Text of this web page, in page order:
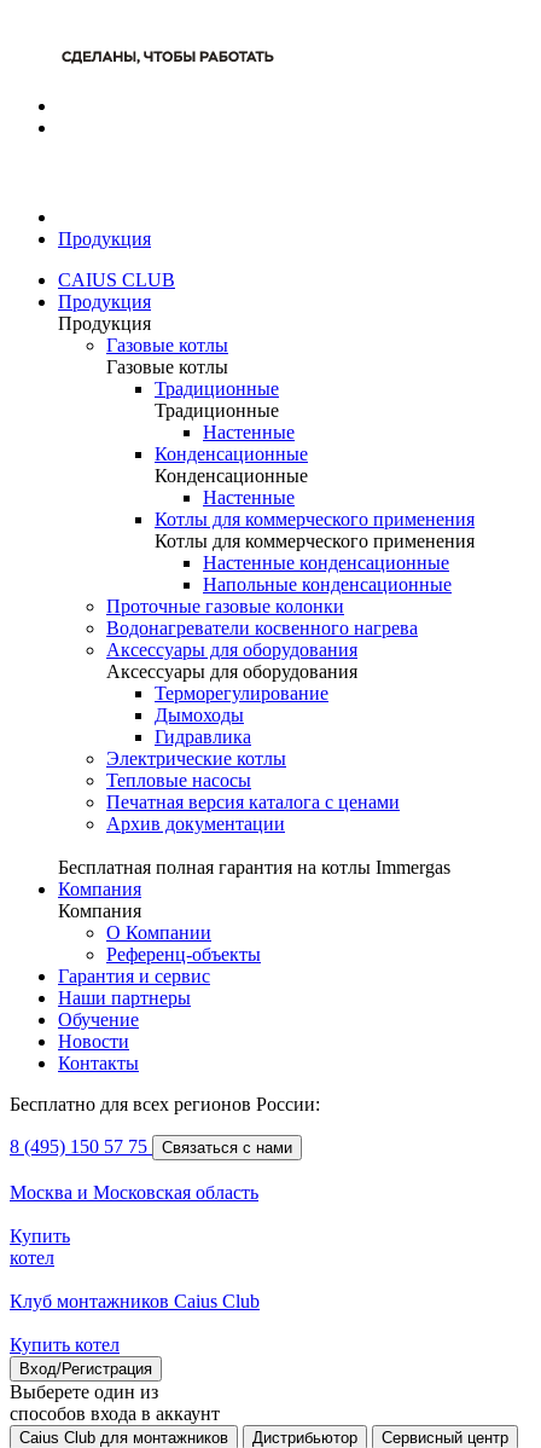
Продукция
CAIUS CLUB
Продукция
Продукция
Газовые котлы
Газовые котлы
Традиционные
Традиционные
Настенные
Конденсационные
Конденсационные
Настенные
Котлы для коммерческого применения
Котлы для коммерческого применения
Настенные конденсационные
Напольные конденсационные
Проточные газовые колонки
Водонагреватели косвенного нагрева
Аксессуары для оборудования
Аксессуары для оборудования
Терморегулирование
Дымоходы
Гидравлика
Электрические котлы
Тепловые насосы
Печатная версия каталога с ценами
Архив документации
Бесплатная полная гарантия на котлы Immergas
Компания
Компания
О Компании
Референц-объекты
Гарантия и сервис
Наши партнеры
Обучение
Новости
Контакты
Бесплатно для всех регионов России:
8 (495) 150 57 75 Связаться с нами
Москва и Московская область
Купить
котел
Клуб монтажников Caius Club
Купить котел
Вход/Регистрация
Выберете один из
способов входа в аккаунт
Caius Club для монтажников Дистрибьютор Сервисный центр